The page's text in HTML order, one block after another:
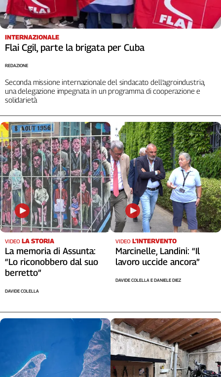
INTERNAZIONALE
Flai Cgil, parte la brigata per Cuba
Seconda missione internazionale del sindacato dell’agroindustria,
una delegazione impegnata in un programma di cooperazione e
solidarietà
REDAZIONE
VIDEO LA STORIA
La memoria di Assunta:
“Lo riconobbero dal suo
berretto”
DAVIDE COLELLA
VIDEO L’INTERVENTO
Marcinelle, Landini: “Il
lavoro uccide ancora”
DAVIDE COLELLA E DANIELE DIEZ